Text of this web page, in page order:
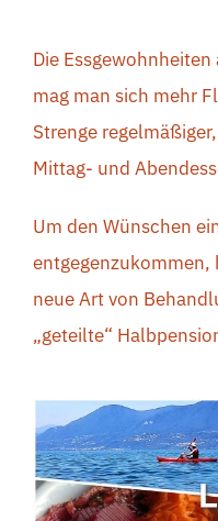
Die
mag man sich mehr
Strenge
Mittag- und
Um den Wünschen
entgegenzukommen,
neue Art von
„geteilte“